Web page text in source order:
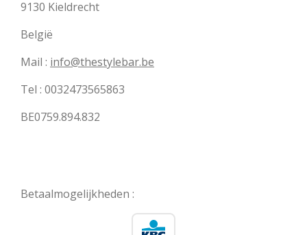
9130 Kieldrecht
België
Mail : info@thestylebar.be
Tel : 0032473565863
BE0759.894.832
Betaalmogelijkheden :